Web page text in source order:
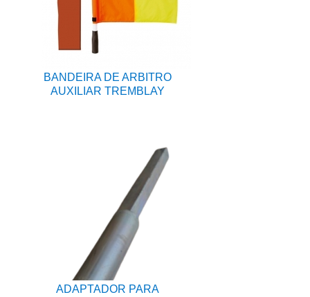
BANDEIRA DE ARBITRO
AUXILIAR TREMBLAY
ADAPTADOR PARA